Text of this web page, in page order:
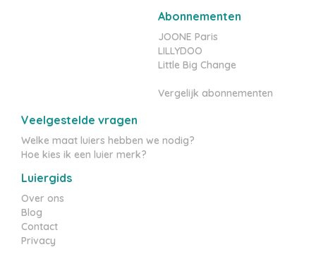
Abonnementen
JOONE Paris
LILLYDOO
Little Big Change
Vergelijk abonnementen
Veelgestelde vragen
Welke maat luiers hebben we nodig?
Hoe kies ik een luier merk?
Luiergids
Over ons
Blog
Contact
Privacy